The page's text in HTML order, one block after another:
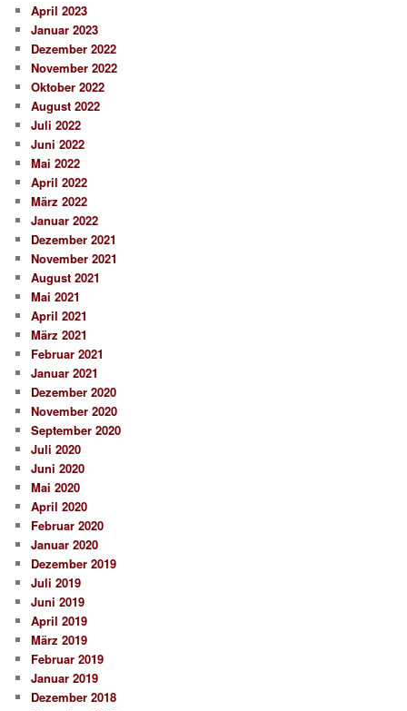
April 2023
Januar 2023
Dezember 2022
November 2022
Oktober 2022
August 2022
Juli 2022
Juni 2022
Mai 2022
April 2022
März 2022
Januar 2022
Dezember 2021
November 2021
August 2021
Mai 2021
April 2021
März 2021
Februar 2021
Januar 2021
Dezember 2020
November 2020
September 2020
Juli 2020
Juni 2020
Mai 2020
April 2020
Februar 2020
Januar 2020
Dezember 2019
Juli 2019
Juni 2019
April 2019
März 2019
Februar 2019
Januar 2019
Dezember 2018